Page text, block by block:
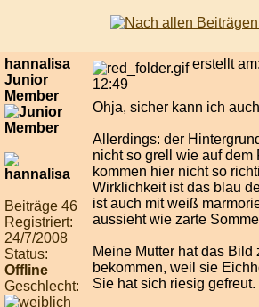
hannalisa
Junior
Member
Beiträge 46
Registriert:
24/7/2008
Status:
Offline
Geschlecht:
erstellt
12:49
Ohja, sicher kann ich
Allerdings: der
nicht so grell wie auf dem
kommen hier nicht so
Wirklichkeit ist das blau
ist auch mit weiß
aussieht wie zarte
Meine Mutter hat das Bild
bekommen, weil sie
Sie hat sich riesig gefreut.